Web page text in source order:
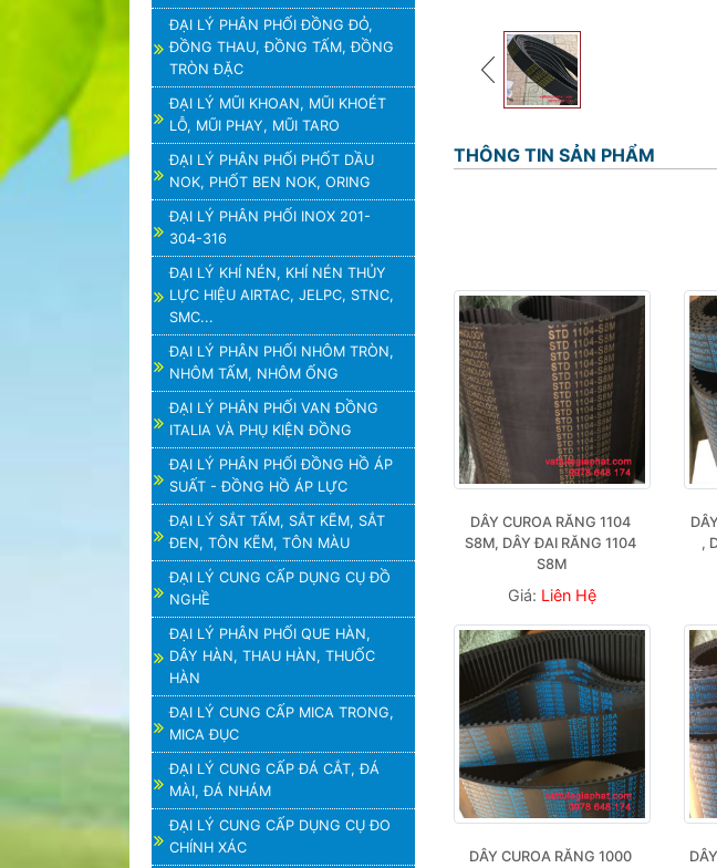
ĐẠI LÝ PHÂN PHỐI ĐỒNG ĐỎ,
ĐỒNG THAU, ĐỒNG TẤM, ĐỒNG
TRÒN ĐẶC
ĐẠI LÝ MŨI KHOAN, MŨI KHOÉT
LỖ, MŨI PHAY, MŨI TARO
ĐẠI LÝ PHÂN PHỐI PHỐT DẦU
NOK, PHỐT BEN NOK, ORING
ĐẠI LÝ PHÂN PHỐI INOX 201-
304-316
ĐẠI LÝ KHÍ NÉN, KHÍ NÉN THỦY
LỰC HIỆU AIRTAC, JELPC, STNC,
SMC...
ĐẠI LÝ PHÂN PHỐI NHÔM TRÒN,
NHÔM TẤM, NHÔM ỐNG
ĐẠI LÝ PHÂN PHỐI VAN ĐỒNG
ITALIA VÀ PHỤ KIỆN ĐỒNG
ĐẠI LÝ PHÂN PHỐI ĐỒNG HỒ ÁP
SUẤT - ĐỒNG HỒ ÁP LỰC
ĐẠI LÝ SẮT TẤM, SẮT KẼM, SẮT
ĐEN, TÔN KẼM, TÔN MÀU
ĐẠI LÝ CUNG CẤP DỤNG CỤ ĐỒ
NGHỀ
ĐẠI LÝ PHÂN PHỐI QUE HÀN,
DÂY HÀN, THAU HÀN, THUỐC
HÀN
ĐẠI LÝ CUNG CẤP MICA TRONG,
MICA ĐỤC
ĐẠI LÝ CUNG CẤP ĐÁ CẮT, ĐÁ
MÀI, ĐÁ NHÁM
ĐẠI LÝ CUNG CẤP DỤNG CỤ ĐO
CHÍNH XÁC
THÔNG TIN SẢN PHẨM
DÂY CUROA RĂNG 1104
S8M, DÂY ĐAI RĂNG 1104
S8M
Giá: Liên Hệ
,
DÂY CUROA RĂNG 1000